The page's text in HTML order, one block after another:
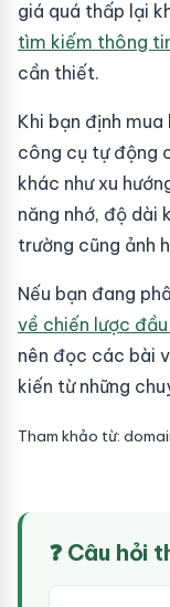
giá quá thấp lại
tìm kiếm thông
cần thiết.
Khi bạn định
công cụ tự động
khác như xu
năng nhớ, độ dài
trường cũng ảnh
Nếu bạn đang
về chiến lược
nên đọc các bài
kiến từ những
Tham khảo từ:
❓ Câu hỏi